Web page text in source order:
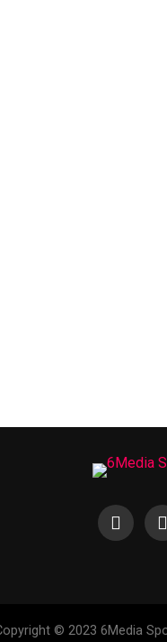
© 2023 6Media